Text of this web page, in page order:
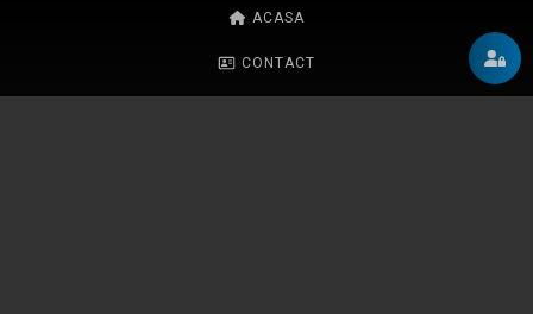
ACASA
CONTACT